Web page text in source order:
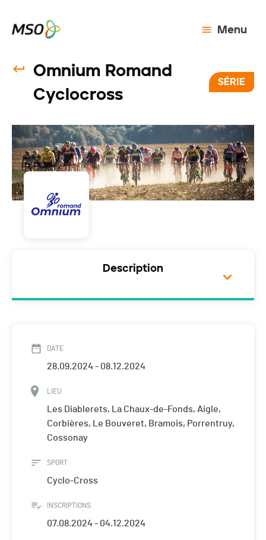
Menu
Omnium Romand
Cyclocross
SÉRIE
Description
DATE
28.09.2024 - 08.12.2024
LIEU
Les Diablerets, La Chaux-de-Fonds, Aigle,
Corbières, Le Bouveret, Bramois, Porrentruy,
Cossonay
SPORT
Cyclo-Cross
INSCRIPTIONS
07.08.2024 - 04.12.2024